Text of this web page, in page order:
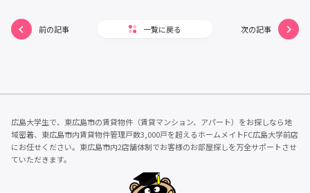
前の記事 一覧に戻る 次の記事
広島大学生で、東広島市の賃貸物件（賃貸マンション、アパート）をお探しなら地
域密着、東広島市内賃貸物件管理戸数3,000戸を超えるホームメイトFC広島大学前店
にお任せください。東広島市内2店舗体制でお客様のお部屋探しを万全サポートさせ
ていただきます。